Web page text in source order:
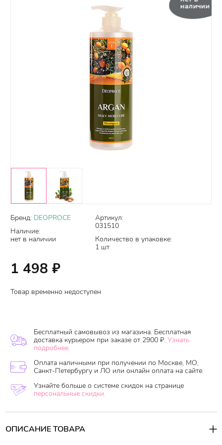
наличии
Бренд: DEOPROCE
Наличие:
нет в наличии
Артикул:
031510
Количество в упаковке:
1 шт
1 498 ₽
Товар временно недоступен
Бесплатный самовывоз из магазина. Бесплатная
доставка курьером при заказе от 2900 ₽. Узнать
подробнее.
Оплата наличными при получении по Москве, МО,
Санкт-Петербургу и ЛО или онлайн оплата на сайте.
Узнайте больше о системе скидок на странице
персональные скидки.
ОПИСАНИЕ ТОВАРА